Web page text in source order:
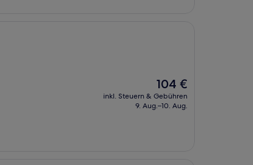
Der
Preis
beträgt
104 €
inkl. Steuern & Gebühren
9. Aug.–10. Aug.